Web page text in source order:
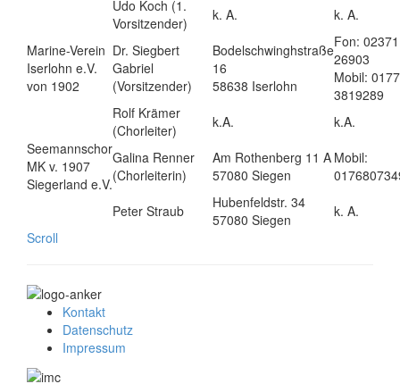
Udo Koch (1.
Vorsitzender)
k. A.
k. A.
Marine-Verein
Iserlohn e.V.
von 1902
Dr. Siegbert
Gabriel
(Vorsitzender)
Bodelschwinghstraße
16
58638 Iserlohn
Fon: 02371
26903
Mobil: 0177
3819289
Rolf Krämer
(Chorleiter)
k.A.
k.A.
Seemannschor
MK v. 1907
Siegerland e.V.
Galina Renner
(Chorleiterin)
Am Rothenberg 11 A
57080 Siegen
Mobil:
Peter Straub
Hubenfeldstr. 34
57080 Siegen
k. A.
Scroll
Kontakt
Datenschutz
Impressum